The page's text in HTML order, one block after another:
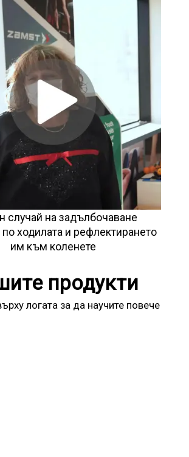
случай на задълбочаване
ходилата и рефлектирането
им към коленете
продукти
логата за да научите повече